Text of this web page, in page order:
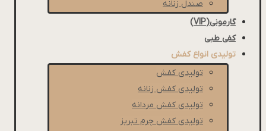
صندل زنانه
گارمونی(VIP)
کفی طبی
تولیدی انواع کفش
تولیدی کفش
تولیدی کفش زنانه
تولیدی کفش مردانه
تولیدی کفش چرم تبریز